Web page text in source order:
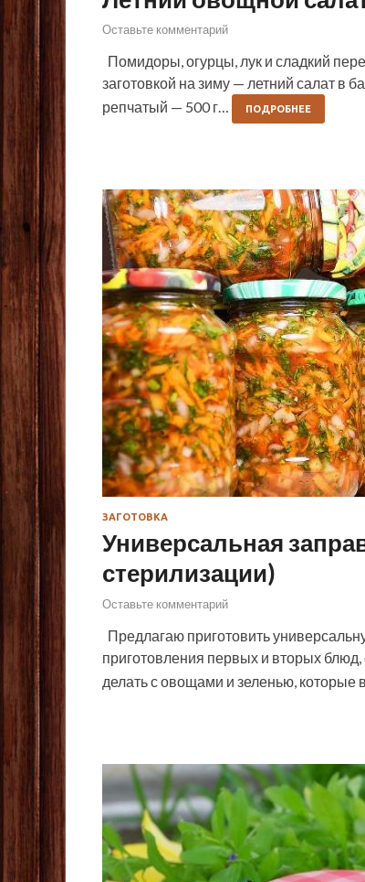
Оставьте комментарий
Помидоры, огурцы, лук и сладкий
заготовкой на зиму — летний салат в
репчатый — 500 г…
ПОДРОБНЕЕ
ЗАГОТОВКА
Универсальная
стерилизации)
Оставьте комментарий
Предлагаю приготовить
приготовления первых и вторых блюд,
делать с овощами и зеленью, которые